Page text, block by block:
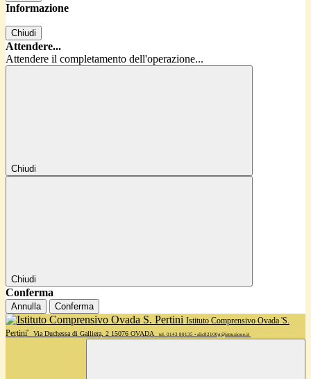
Informazione
Chiudi
Attendere...
Attendere il completamento dell'operazione...
Chiudi
Chiudi
Conferma
Annulla Conferma
Istituto Comprensivo Ovada 'S.
Pertini'
Via Duchessa di Galliera, 2 15076 OVADA tel. 0143 80135 • alic82100g@istruzione.it